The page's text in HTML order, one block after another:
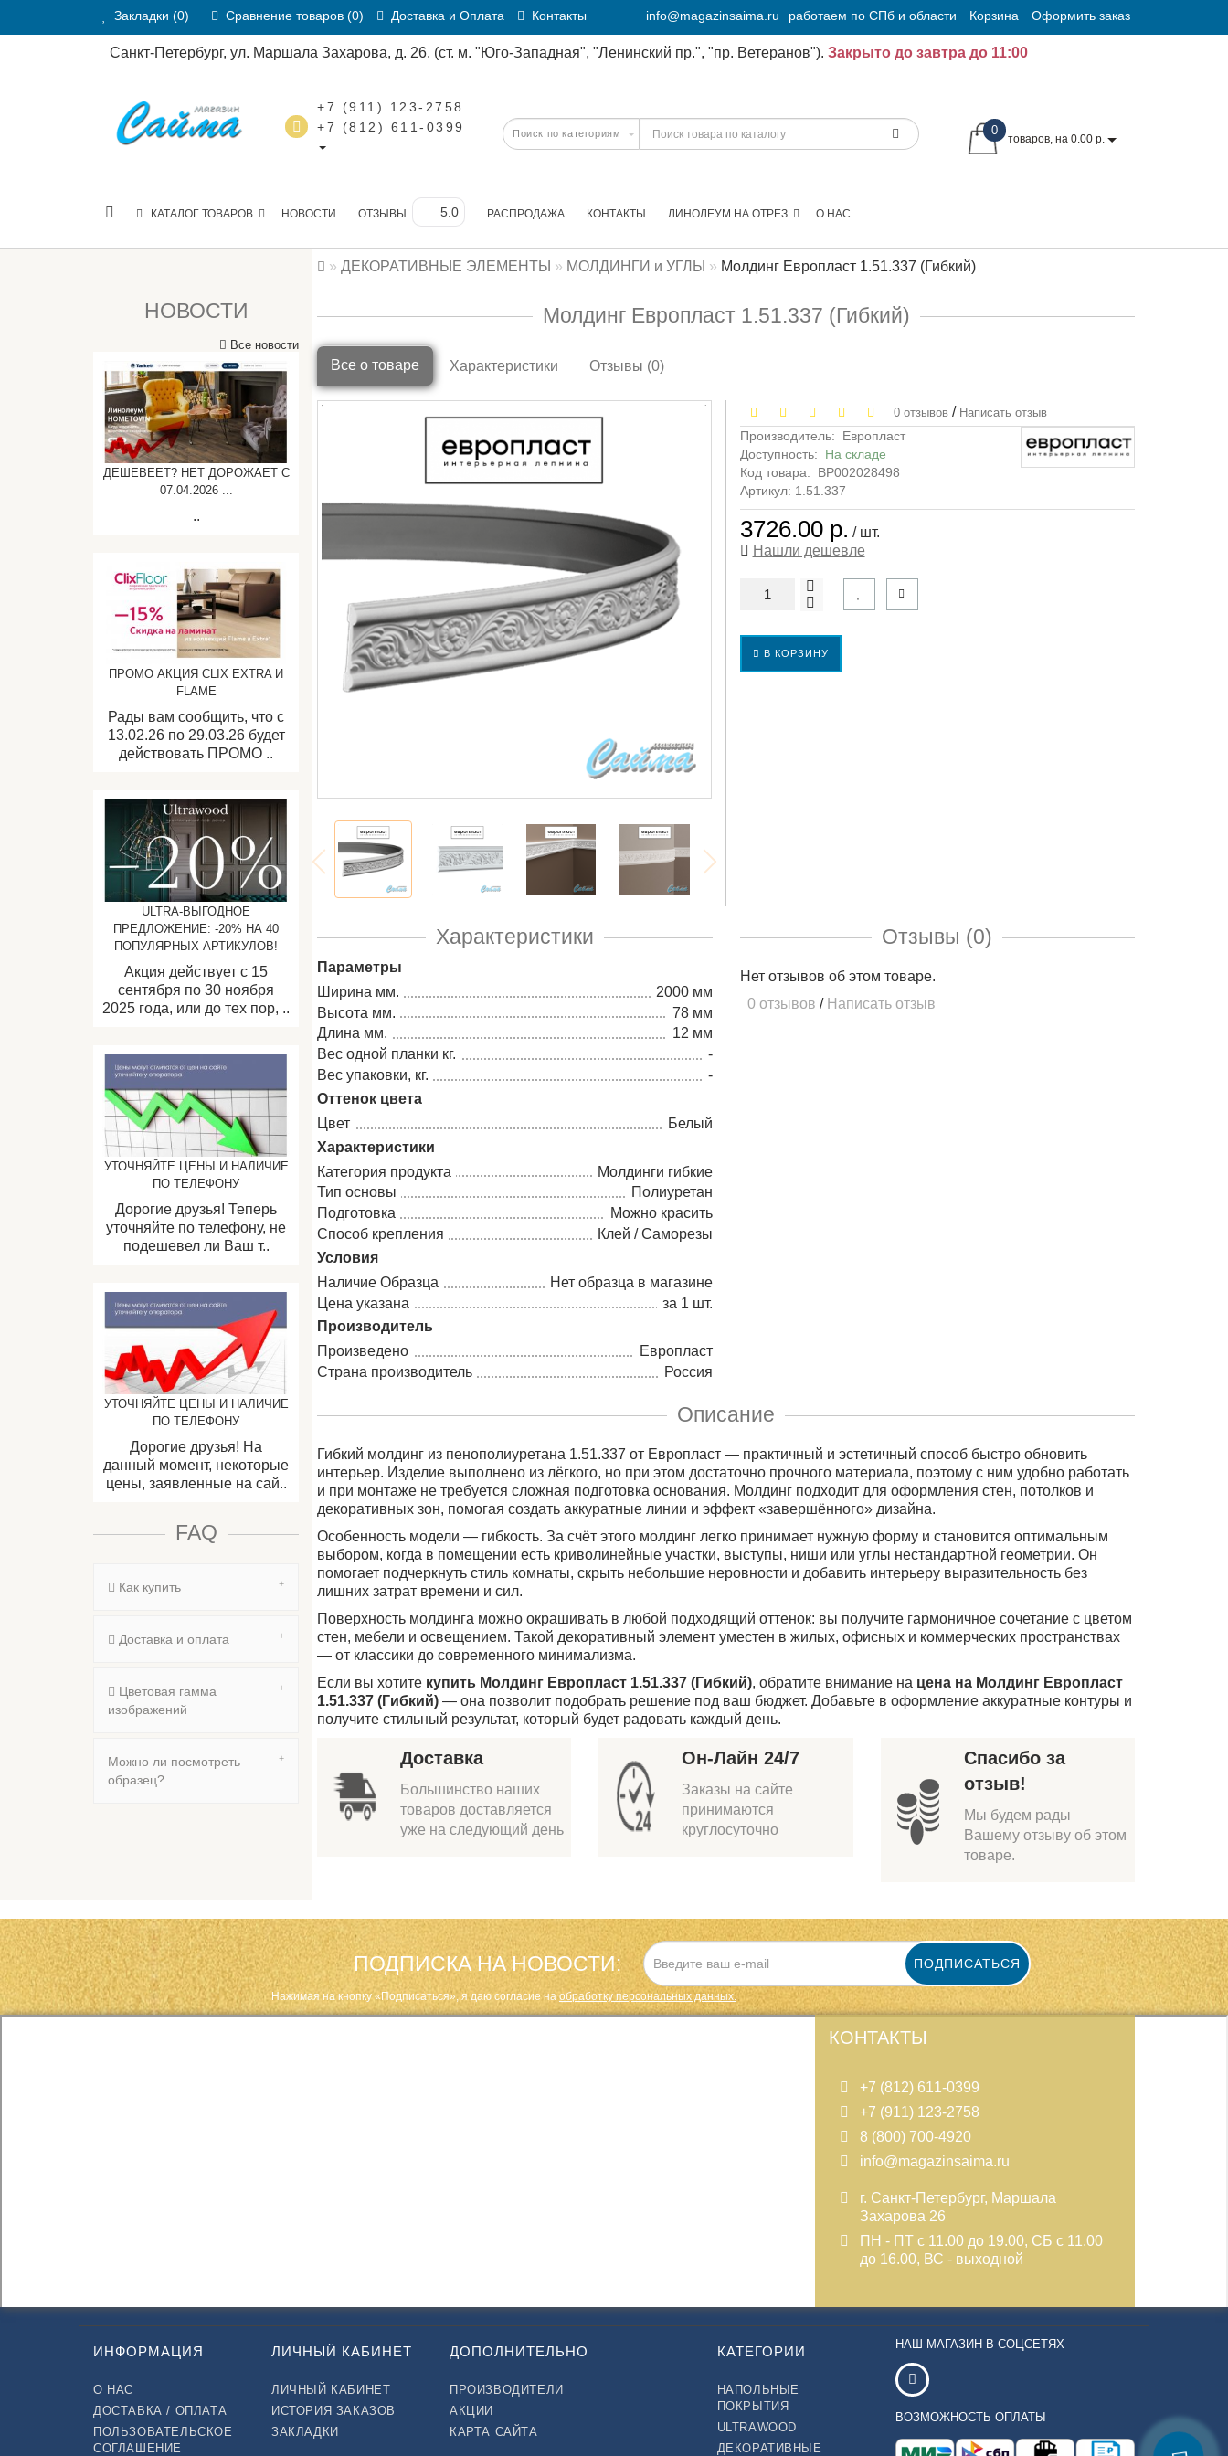
Закладки (0) Сравнение товаров (0) Доставка и Оплата Контакты info@magazinsaima.ru работаем по СПб и области Корзина Оформить заказ
Санкт-Петербург, ул. Маршала Захарова, д. 26. (ст. м. "Юго-Западная", "Ленинский пр.", "пр. Ветеранов"). Закрыто до завтра до 11:00
+7 (911) 123-2758
+7 (812) 611-0399
0
товаров, на 0.00 р.
КАТАЛОГ ТОВАРОВ НОВОСТИ ОТЗЫВЫ РАСПРОДАЖА КОНТАКТЫ О НАС
ЛИНОЛЕУМ НА ОТРЕЗ
НОВОСТИ
Все новости
ДЕШЕВЕЕТ? НЕТ ДОРОЖАЕТ C
07.04.2026 ...
..
ПРОМО АКЦИЯ CLIX EXTRA И
FLAME
Рады вам сообщить, что с
13.02.26 по 29.03.26 будет
действовать ПРОМО ..
ULTRA-ВЫГОДНОЕ
ПРЕДЛОЖЕНИЕ: -20% НА 40
ПОПУЛЯРНЫХ АРТИКУЛОВ!
Акция действует с 15
сентября по 30 ноября
2025 года, или до тех пор, ..
УТОЧНЯЙТЕ ЦЕНЫ И НАЛИЧИЕ
ПО ТЕЛЕФОНУ
Дорогие друзья! Теперь
уточняйте по телефону, не
подешевел ли Ваш т..
УТОЧНЯЙТЕ ЦЕНЫ И НАЛИЧИЕ
ПО ТЕЛЕФОНУ
Дорогие друзья! На
данный момент, некоторые
цены, заявленные на сай..
FAQ
Как купить
Доставка и оплата
Цветовая гамма
изображений
Можно ли посмотреть
образец?
ДЕКОРАТИВНЫЕ ЭЛЕМЕНТЫ МОЛДИНГИ и УГЛЫ Молдинг Европласт 1.51.337 (Гибкий)
Молдинг Европласт 1.51.337 (Гибкий)
Все о товаре Характеристики Отзывы (0)
0 отзывов / Написать отзыв
Производитель:
Европласт
Доступность: На складе
Код товара:
ВР002028498
Артикул: 1.51.337
3726.00 р. / шт.
Нашли дешевле
В КОРЗИНУ
Характеристики
Параметры
Ширина мм.
2000 мм
Высота мм.
78 мм
Длина мм.
12 мм
Вес одной планки кг.
-
Вес упаковки, кг.
-
Оттенок цвета
Цвет
Белый
Характеристики
Категория продукта
Молдинги гибкие
Тип основы
Полиуретан
Подготовка
Можно красить
Способ крепления
Клей / Саморезы
Условия
Наличие Образца
Нет образца в магазине
Цена указана
за 1 шт.
Производитель
Произведено
Европласт
Страна производитель
Россия
Отзывы (0)
Нет отзывов об этом товаре.
0 отзывов / Написать отзыв
Описание
Гибкий молдинг из пенополиуретана 1.51.337 от Европласт — практичный и эстетичный способ быстро обновить
интерьер. Изделие выполнено из лёгкого, но при этом достаточно прочного материала, поэтому с ним удобно работать
и при монтаже не требуется сложная подготовка основания. Молдинг подходит для оформления стен, потолков и
декоративных зон, помогая создать аккуратные линии и эффект «завершённого» дизайна.
Особенность модели — гибкость. За счёт этого молдинг легко принимает нужную форму и становится оптимальным
выбором, когда в помещении есть криволинейные участки, выступы, ниши или углы нестандартной геометрии. Он
помогает подчеркнуть стиль комнаты, скрыть небольшие неровности и добавить интерьеру выразительность без
лишних затрат времени и сил.
Поверхность молдинга можно окрашивать в любой подходящий оттенок: вы получите гармоничное сочетание с цветом
стен, мебели и освещением. Такой декоративный элемент уместен в жилых, офисных и коммерческих пространствах
— от классики до современного минимализма.
Если вы хотите купить Молдинг Европласт 1.51.337 (Гибкий), обратите внимание на цена на Молдинг Европласт
1.51.337 (Гибкий) — она позволит подобрать решение под ваш бюджет. Добавьте в оформление аккуратные контуры и
получите стильный результат, который будет радовать каждый день.
Доставка
Большинство наших
товаров доставляется
уже на следующий день
Он-Лайн 24/7
Заказы на сайте
принимаются
круглосуточно
Спасибо за
отзыв!
Мы будем рады
Вашему отзыву об этом
товаре.
ПОДПИСКА НА НОВОСТИ: ПОДПИСАТЬСЯ
Нажимая на кнопку «Подписаться», я даю cогласие наобработку персональных данных.
КОНТАКТЫ
+7 (812) 611-0399
+7 (911) 123-2758
8 (800) 700-4920
info@magazinsaima.ru
г. Санкт-Петербург, Маршала
Захарова 26
ПН - ПТ с 11.00 до 19.00, СБ с 11.00
до 16.00, ВС - выходной
ИНФОРМАЦИЯ
О НАС
ДОСТАВКА / ОПЛАТА
ПОЛЬЗОВАТЕЛЬСКОЕ
СОГЛАШЕНИЕ
ЛИЧНЫЙ КАБИНЕТ
ЛИЧНЫЙ КАБИНЕТ
ИСТОРИЯ ЗАКАЗОВ
ЗАКЛАДКИ
ДОПОЛНИТЕЛЬНО
ПРОИЗВОДИТЕЛИ
АКЦИИ
КАРТА САЙТА
КАТЕГОРИИ
НАПОЛЬНЫЕ
ПОКРЫТИЯ
ULTRAWOOD
ДЕКОРАТИВНЫЕ
НАШ МАГАЗИН В СОЦСЕТЯХ
ВОЗМОЖНОСТЬ ОПЛАТЫ